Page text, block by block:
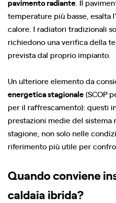
pavimento radiante . Il
temperature più basse, esalta
calore. I radiatori tradizionali
richiedono una verifica della
prevista dal proprio impianto.
Un ulteriore elemento da
energetica stagionale(SCOP
per il raffrescamento): questi
prestazioni medie del sistema
stagione, non solo nelle
riferimento più utile per
Quando conviene
caldaia ibrida?